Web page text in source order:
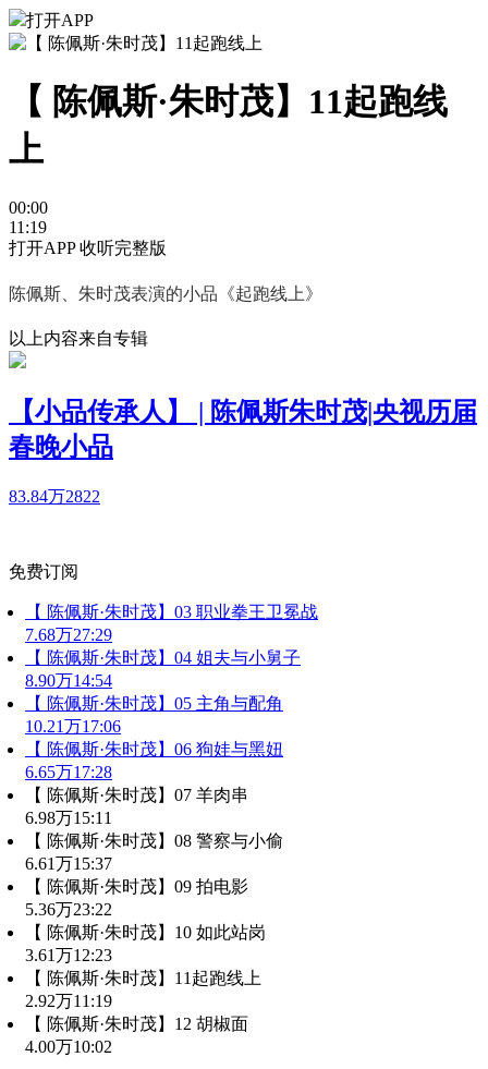
打开APP
【 陈佩斯·朱时茂】11起跑线
上
00:00
11:19
打开APP 收听完整版
陈佩斯、朱时茂表演的小品《起跑线上》
以上内容来自专辑
【小品传承人】 | 陈佩斯朱时茂|央视历届
春晚小品
83.84万2822
免费订阅
【 陈佩斯·朱时茂】03 职业拳王卫冕战
7.68万27:29
【 陈佩斯·朱时茂】04 姐夫与小舅子
8.90万14:54
【 陈佩斯·朱时茂】05 主角与配角
10.21万17:06
【 陈佩斯·朱时茂】06 狗娃与黑妞
6.65万17:28
【 陈佩斯·朱时茂】07 羊肉串
6.98万15:11
【 陈佩斯·朱时茂】08 警察与小偷
6.61万15:37
【 陈佩斯·朱时茂】09 拍电影
5.36万23:22
【 陈佩斯·朱时茂】10 如此站岗
3.61万12:23
【 陈佩斯·朱时茂】11起跑线上
2.92万11:19
【 陈佩斯·朱时茂】12 胡椒面
4.00万10:02